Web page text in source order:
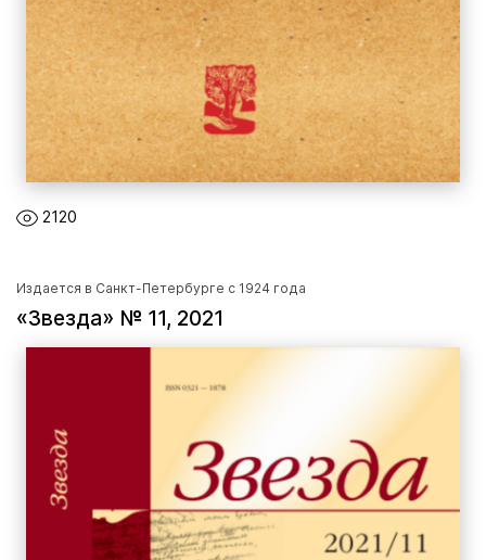
2120
Издается в Санкт-Петербурге с 1924 года
«Звезда» № 11, 2021